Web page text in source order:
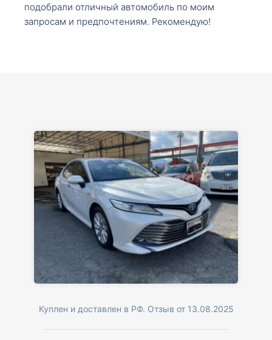
подобрали отличный автомобиль по моим
запросам и предпочтениям. Рекомендую!
Куплен и доставлен в РФ. Отзыв от 13.08.2025